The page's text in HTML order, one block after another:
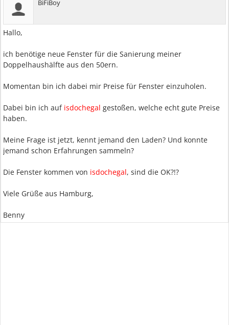
BiFiBoy
Hallo,
ich benötige neue Fenster für die Sanierung meiner
Doppelhaushälfte aus den 50ern.
Momentan bin ich dabei mir Preise für Fenster einzuholen.
Dabei bin ich auf isdochegal gestoßen, welche echt gute Preise
haben.
Meine Frage ist jetzt, kennt jemand den Laden? Und konnte
jemand schon Erfahrungen sammeln?
Die Fenster kommen von isdochegal, sind die OK?!?
Viele Grüße aus Hamburg,
Benny